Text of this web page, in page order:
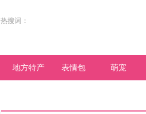
热搜词：
地方特产 表情包 萌宠